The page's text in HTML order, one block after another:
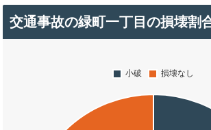
交通事故の緑町一丁目の損壊割